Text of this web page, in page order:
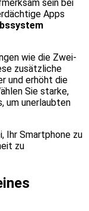
sein bei
Apps
wie die Zwei-
zusätzliche
und erhöht die
Sie starke,
um unerlaubten
Ihr Smartphone zu
zu